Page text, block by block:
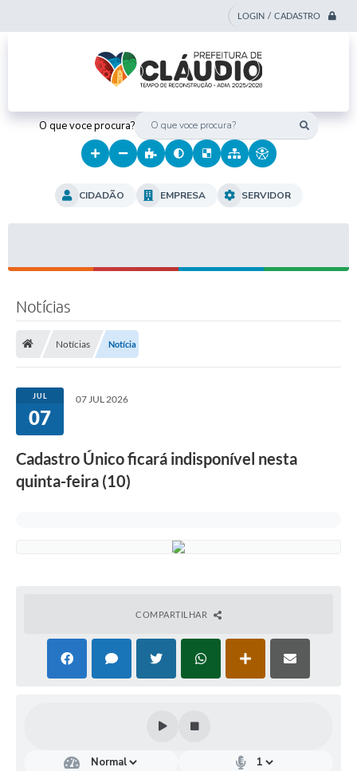
LOGIN / CADASTRO
O que voce procura?
CIDADÃO EMPRESA SERVIDOR
Notícias
Notícias Notícia
JUL
07
07 JUL 2026
Cadastro Único ficará indisponível nesta
quinta-feira (10)
COMPARTILHAR